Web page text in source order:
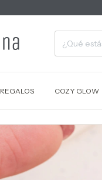
REGALOS COZY GLOW